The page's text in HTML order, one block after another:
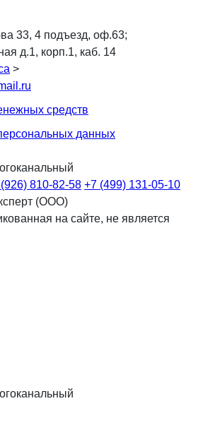
33, 4 подъезд, оф.63;
д.1, корп.1, каб. 14
>
средств
данных
810-82-58 +7 (499) 131-05-10
(ООО)
на сайте, не является